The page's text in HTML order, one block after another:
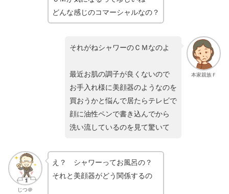
どんな感じのコマーシャルなの？
本家親族Ｆ
それがねシャワーのＣＭなのよ
最近お肌の調子が良くないので
お手入れ様に美顔器のようなのを
買おうかと悩んで居たらテレビで
顔に油性ペンで書き込んでから
洗い流しているのを見て驚いて
じつ＠
え？ シャワーってお風呂の？
それと美顔器がどう関係するの